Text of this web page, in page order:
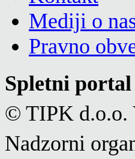
Mediji o
Pravno
Spletni
© TIPK d.o.o.
Nadzorni